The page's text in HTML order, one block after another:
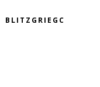
BLITZGRIEGC